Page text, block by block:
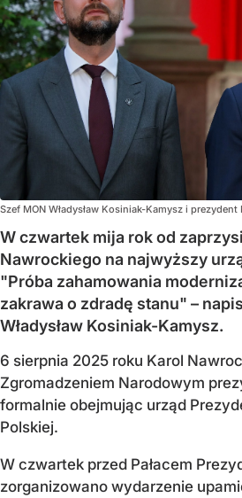
Szef MON Władysław Kosiniak-Kamysz i
W czwartek mija rok od
Nawrockiego na najwyższy
"Próba zahamowania
zakrawa o zdradę stanu" –
Władysław Kosiniak-Kamysz.
6 sierpnia 2025 roku Karol
Zgromadzeniem Narodowym
formalnie obejmując urząd
Polskiej.
W czwartek przed Pałacem
zorganizowano wydarzenie